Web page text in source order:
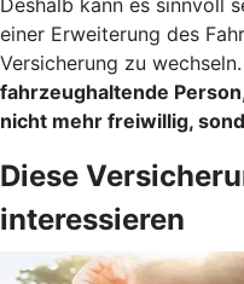
einer Erweiterung des
Versicherung zu wechseln.
fahrzeughaltende
nicht mehr freiwillig,
Diese
interessieren